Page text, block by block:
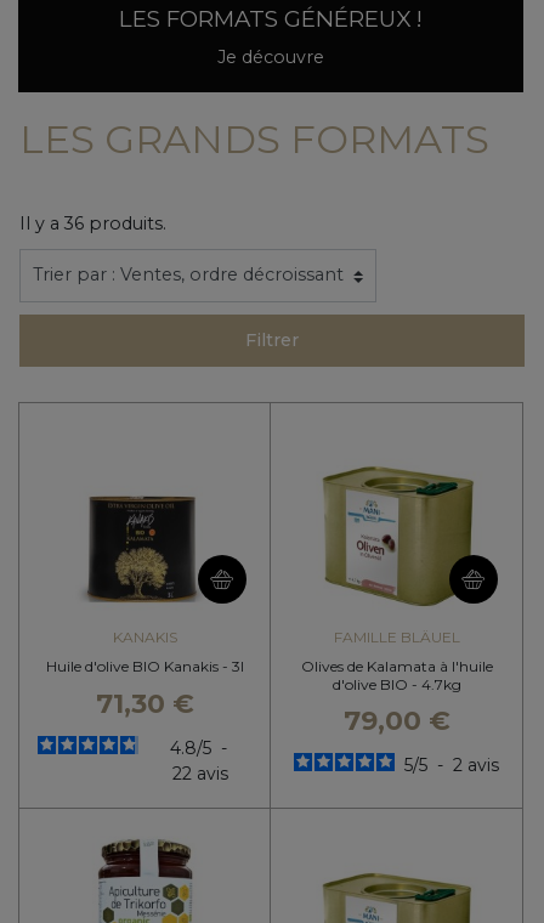
LES FORMATS GÉNÉREUX !
Je découvre
LES GRANDS FORMATS
Il y a 36 produits.
Filtrer
KANAKIS
Huile d'olive BIO Kanakis - 3l
71,30 €
4.8/5 -
22 avis
FAMILLE BLÄUEL
Olives de Kalamata à l'huile
d'olive BIO - 4.7kg
79,00 €
5/5 - 2 avis